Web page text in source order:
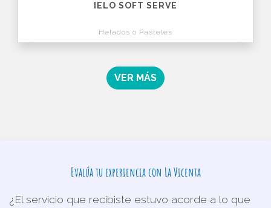
IELO SOFT SERVE
Helados o Pasteles
VER MÁS
Evalúa tu experiencia con La Vicenta
¿El servicio que recibiste estuvo acorde a lo que